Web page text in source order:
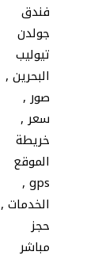
فندق
جولدن
تيوليب
البحرين ,
صور ,
سعر ,
خريطة
الموقع
gps ,
الخدمات ,
حجز
مباشر